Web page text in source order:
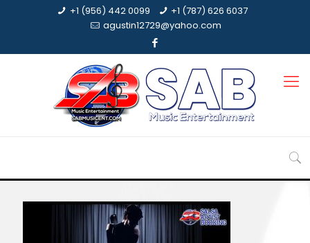
+1 (956) 442 0099
+1 (787) 626 6037
agustin12729@yahoo.com